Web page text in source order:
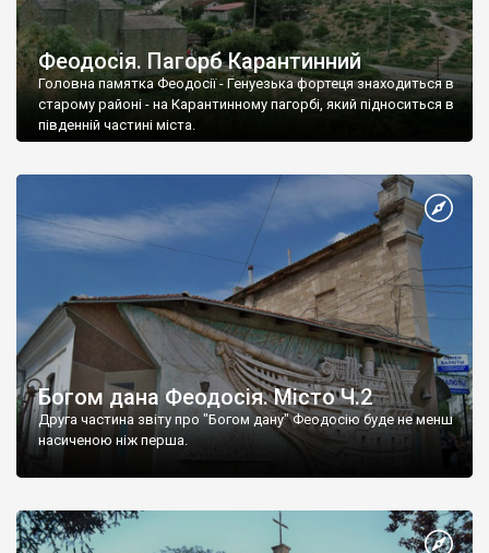
Феодосія. Пагорб Карантинний
Головна памятка Феодосії - Генуезька фортеця знаходиться в
старому районі - на Карантинному пагорбі, який підноситься в
південній частині міста.
Богом дана Феодосія. Місто Ч.2
Друга частина звіту про "Богом дану" Феодосію буде не менш
насиченою ніж перша.